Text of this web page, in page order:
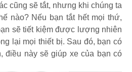
cũng sẽ tắt, nhưng khi chúng ta
nào? Nếu bạn tắt hết mọi thứ,
sẽ tiết kiệm được lượng nhiên
lại mọi thiết bị. Sau đó, bạn có
điều này sẽ giúp xe của bạn có